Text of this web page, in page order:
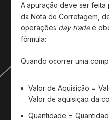
A apuração deve ser feita
da Nota de Corretagem,
operações day tradee
fórmula:
Quando ocorrer uma
Valor de Aquisição =
Valor de aquisição da
Quantidade =